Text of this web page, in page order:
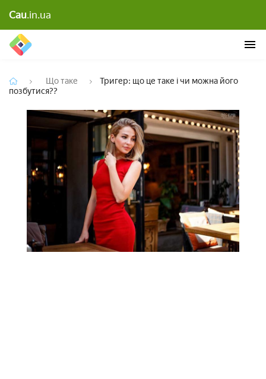
Cau.in.uaТригер: що це таке і чи можна його позбутися??
Що таке
Тригер: що це таке і чи можна його
позбутися??